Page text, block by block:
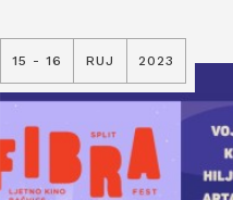
15 - 16 RUJ 2023